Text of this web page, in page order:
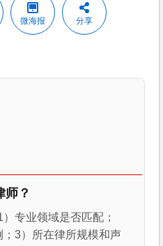
微海报 分享
师？
专业领域是否匹配；
3）所在律所规模和声